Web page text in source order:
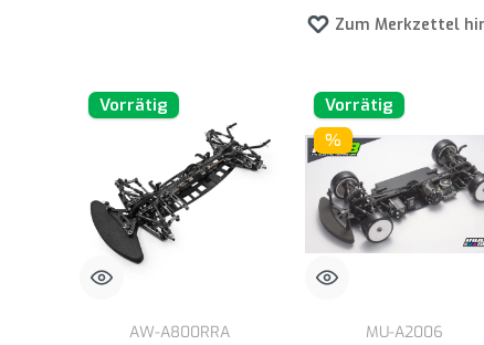
Zum Merkzettel
Vorrätig
AW-A800RRA
Vorrätig
%
MU-A2006